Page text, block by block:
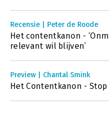
Recensie | Peter de Roode
Het contentkanon -
relevant wil blijven’
Preview | Chantal Smink
Het Contentkanon -